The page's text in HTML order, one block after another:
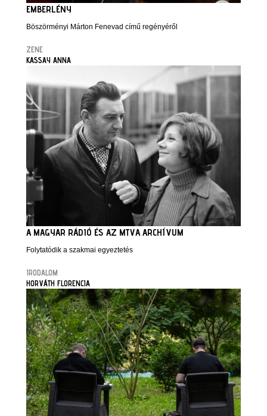
EMBERLÉNY
Böszörményi Márton Fenevad című regényéről
ZENE
KASSAY ANNA
A MAGYAR RÁDIÓ ÉS AZ MTVA ARCHÍVUM
Folytatódik a szakmai egyeztetés
IRODALOM
HORVÁTH FLORENCIA